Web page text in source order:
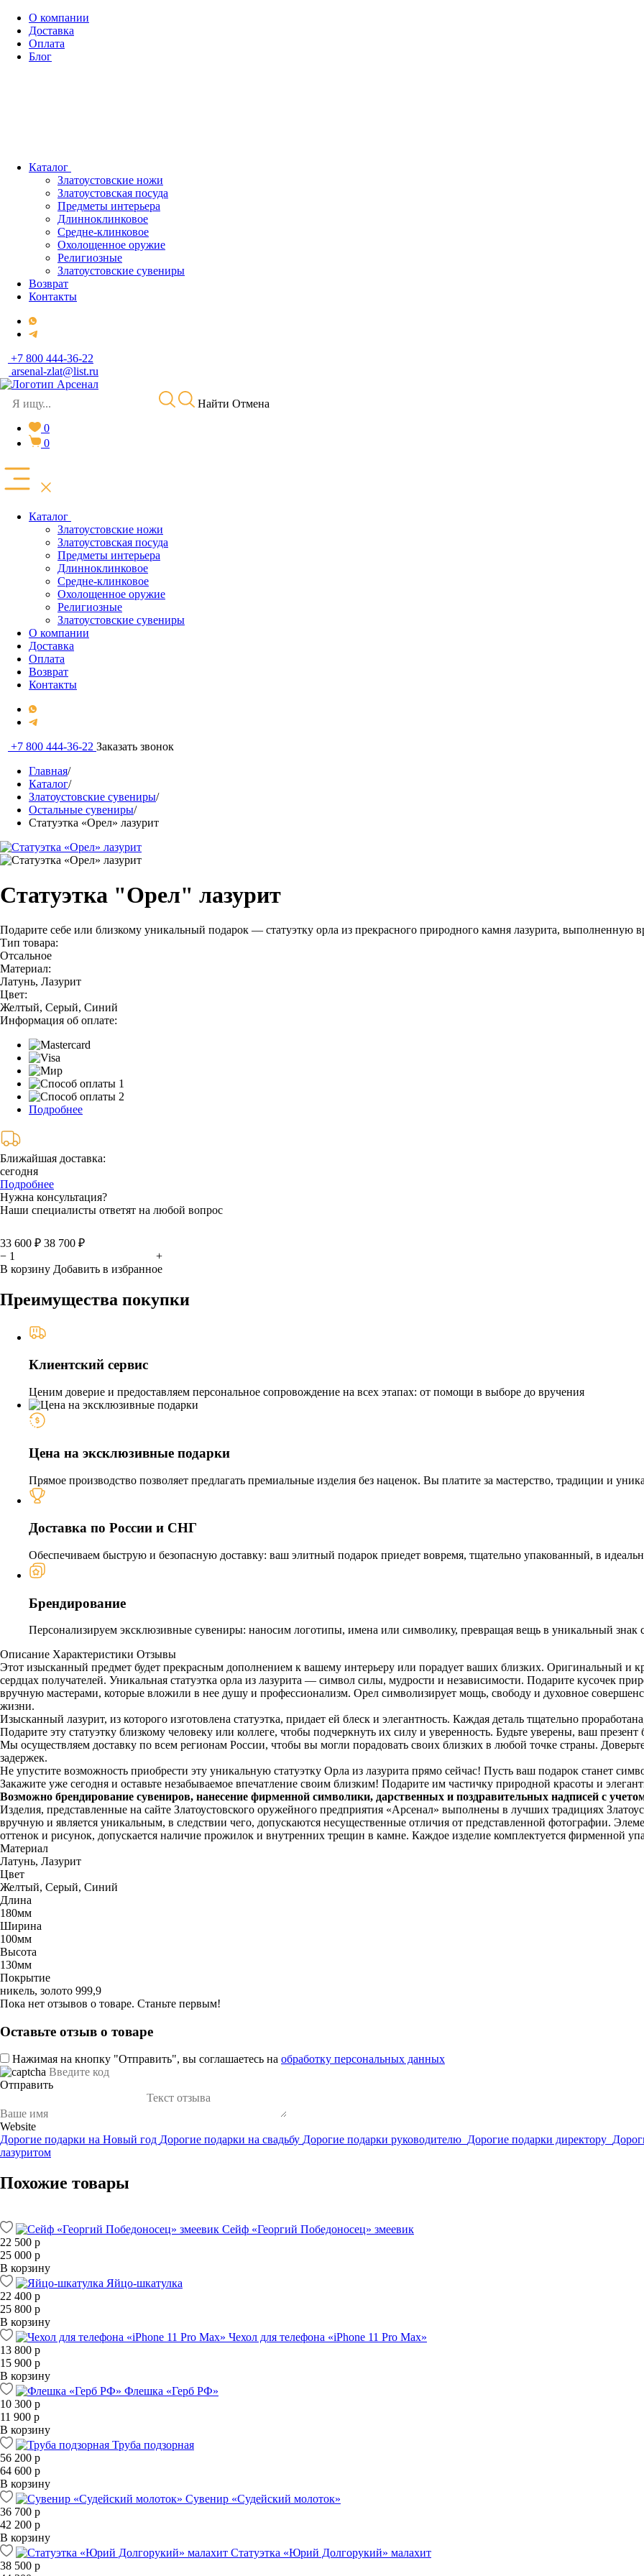
О компании
Доставка
Оплата
Блог
Каталог
Златоустовские ножи
Златоустовская посуда
Предметы интерьера
Длинноклинковое
Средне-клинковое
Охолощенное оружие
Религиозные
Златоустовские сувениры
Возврат
Контакты
+7 800 444-36-22
arsenal-zlat@list.ru
Найти Отмена
0
0
Каталог
Златоустовские ножи
Златоустовская посуда
Предметы интерьера
Длинноклинковое
Средне-клинковое
Охолощенное оружие
Религиозные
Златоустовские сувениры
О компании
Доставка
Оплата
Возврат
Контакты
+7 800 444-36-22 Заказать звонок
Главная/
Каталог/
Златоустовские сувениры/
Остальные сувениры/
Статуэтка «Орел» лазурит
Статуэтка "Орел" лазурит
Подарите себе или близкому уникальный подарок — статуэтку орла из прекрасного природного камня лазурита, выполненную
Тип товара:
Отсальное
Материал:
Латунь, Лазурит
Цвет:
Желтый, Серый, Синий
Информация об оплате:
Подробнее
Ближайшая доставка:
сегодня
Подробнее
Нужна консультация?
Наши специалисты ответят на любой вопрос
33 600 ₽ 38 700 ₽
−
+
В корзину Добавить в избранное
Преимущества покупки
Клиентский сервис
Ценим доверие и предоставляем персональное сопровождение на всех этапах: от помощи в выборе до вручения
Цена на эксклюзивные подарки
Прямое производство позволяет предлагать премиальные изделия без наценок. Вы платите за мастерство, традиции и
Доставка по России и СНГ
Обеспечиваем быструю и безопасную доставку: ваш элитный подарок приедет вовремя, тщательно упакованный, в
Брендирование
Персонализируем эксклюзивные сувениры: наносим логотипы, имена или символику, превращая вещь в уникальный знак
Описание Характеристики Отзывы
Этот изысканный предмет будет прекрасным дополнением к вашему интерьеру или порадует ваших близких. Оригинальный и
сердцах получателей. Уникальная статуэтка орла из лазурита — символ силы, мудрости и независимости. Подарите кусочек
вручную мастерами, которые вложили в нее душу и профессионализм. Орел символизирует мощь, свободу и духовное
жизни.
Изысканный лазурит, из которого изготовлена статуэтка, придает ей блеск и элегантность. Каждая деталь тщательно
Подарите эту статуэтку близкому человеку или коллеге, чтобы подчеркнуть их силу и уверенность. Будьте уверены, ваш
Мы осуществляем доставку по всем регионам России, чтобы вы могли порадовать своих близких в любой точке страны.
задержек.
Не упустите возможность приобрести эту уникальную статуэтку Орла из лазурита прямо сейчас! Пусть ваш подарок станет
Закажите уже сегодня и оставьте незабываемое впечатление своим близким! Подарите им частичку природной красоты и
Возможно брендирование сувениров, нанесение фирменной символики, дарственных и поздравительных надписей с
Изделия, представленные на сайте Златоустовского оружейного предприятия «Арсенал» выполнены в лучших традициях
вручную и является уникальным, в следствии чего, допускаются несущественные отличия от представленной фотографии.
оттенок и рисунок, допускается наличие прожилок и внутренних трещин в камне. Каждое изделие комплектуется фирменной
Материал
Латунь, Лазурит
Цвет
Желтый, Серый, Синий
Длина
180мм
Ширина
100мм
Высота
130мм
Покрытие
никель, золото 999,9
Пока нет отзывов о товаре. Станьте первым!
Оставьте отзыв о товаре
Нажимая на кнопку "Отправить", вы соглашаетесь на обработку персональных данных
Отправить
Website
Дорогие подарки на Новый год Дорогие подарки на свадьбу Дорогие подарки руководителю Дорогие подарки директору
лазуритом
Похожие товары
Сейф «Георгий Победоносец» змеевик
22 500 р
25 000 р
В корзину
Яйцо-шкатулка
22 400 р
25 800 р
В корзину
Чехол для телефона «iPhone 11 Pro Max»
13 800 р
15 900 р
В корзину
Флешка «Герб РФ»
10 300 р
11 900 р
В корзину
Труба подзорная
56 200 р
64 600 р
В корзину
Сувенир «Судейский молоток»
36 700 р
42 200 р
В корзину
Статуэтка «Юрий Долгорукий» малахит
38 500 р